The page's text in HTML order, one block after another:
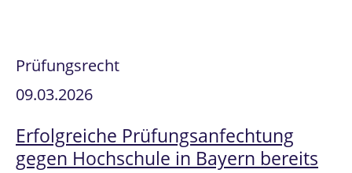
Prüfungsrecht
09.03.2026
Erfolgreiche Prüfungsanfechtung
gegen Hochschule in Bayern bereits